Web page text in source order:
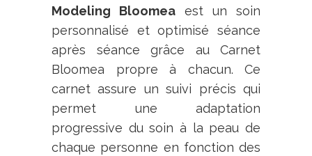
Modeling Bloomea est un soin
personnalisé et optimisé séance
après séance grâce au Carnet
Bloomea propre à chacun. Ce
carnet assure un suivi précis qui
permet une adaptation
progressive du soin à la peau de
chaque personne en fonction des